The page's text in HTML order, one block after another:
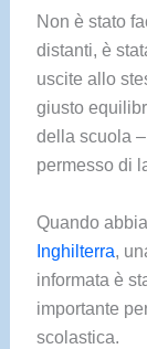
Non è stato
distanti, è
uscite allo
giusto
della scuola
permesso di
Quando
Inghilterra,
informata è
importante
scolastica.